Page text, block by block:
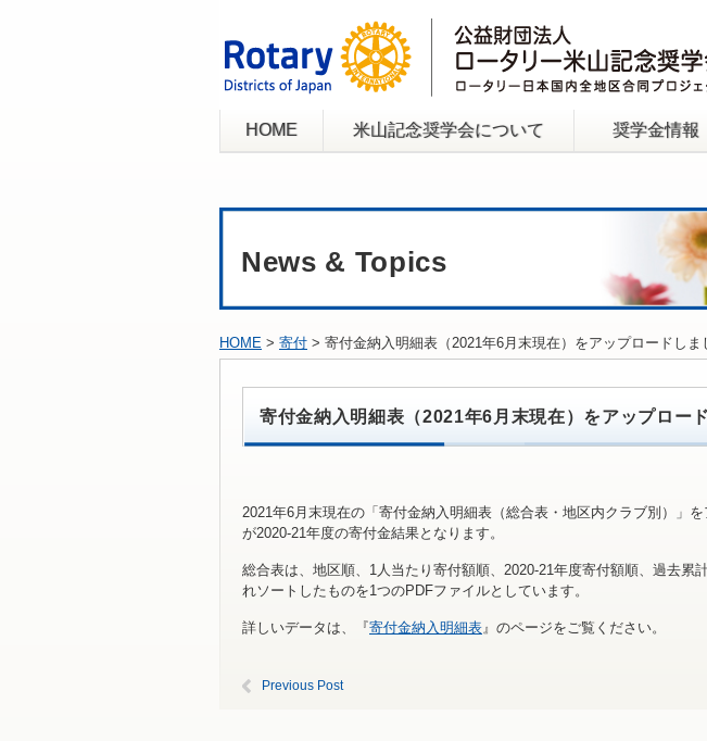
HOME 米山記念奨学会について 奨学金情報
News & Topics
HOME > 寄付 > 寄付金納入明細表（2021年6月末現在）をアップロードしま
寄付金納入明細表（2021年6月末現在）をアップロー
2021年6月末現在の「寄付金納入明細表（総合表・地区内クラブ別）」
が2020-21年度の寄付金結果となります。
総合表は、地区順、1人当たり寄付額順、2020-21年度寄付額順、過去累
れソートしたものを1つのPDFファイルとしています。
詳しいデータは、『寄付金納入明細表』のページをご覧ください。
Previous Post